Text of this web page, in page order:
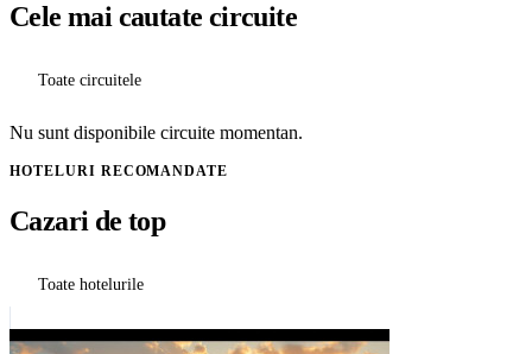
Cele mai cautate circuite
Toate circuitele
Nu sunt disponibile circuite momentan.
HOTELURI RECOMANDATE
Cazari de top
Toate hotelurile